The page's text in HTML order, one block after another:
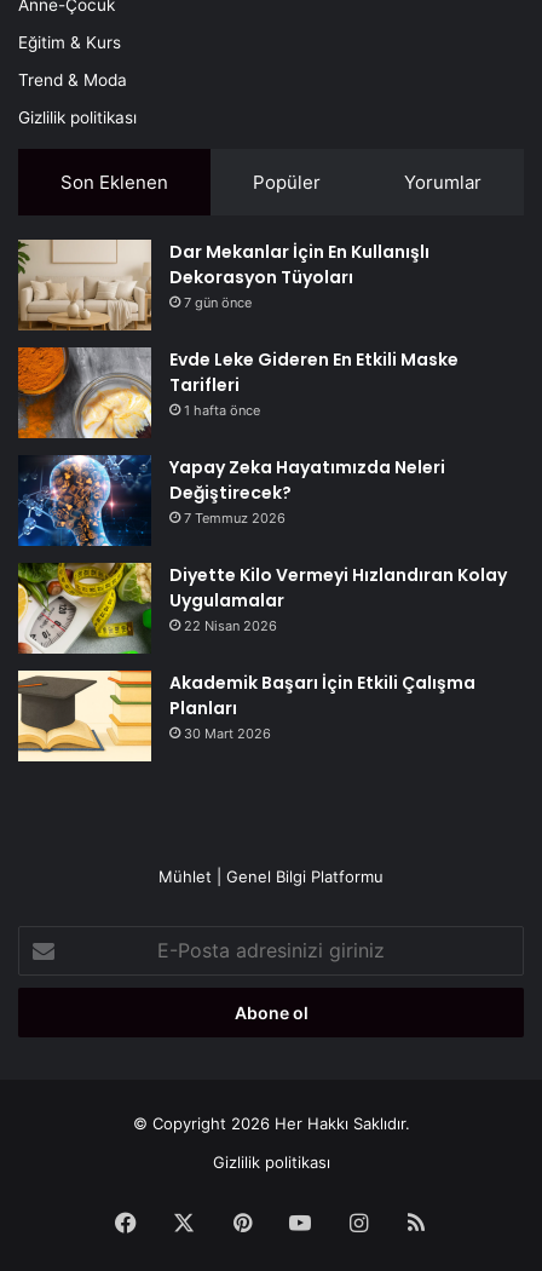
Anne-Çocuk
Eğitim & Kurs
Trend & Moda
Gizlilik politikası
Son Eklenen Popüler Yorumlar
Dar Mekanlar İçin En Kullanışlı
Dekorasyon Tüyoları
7 gün önce
Evde Leke Gideren En Etkili Maske
Tarifleri
1 hafta önce
Yapay Zeka Hayatımızda Neleri
Değiştirecek?
7 Temmuz 2026
Diyette Kilo Vermeyi Hızlandıran Kolay
Uygulamalar
22 Nisan 2026
Akademik Başarı İçin Etkili Çalışma
Planları
30 Mart 2026
Mühlet | Genel Bilgi Platformu
Posta
adresinizi
© Copyright 2026 Her Hakkı Saklıdır.
Gizlilik politikası
Facebook PinterestYouTubeInstagram